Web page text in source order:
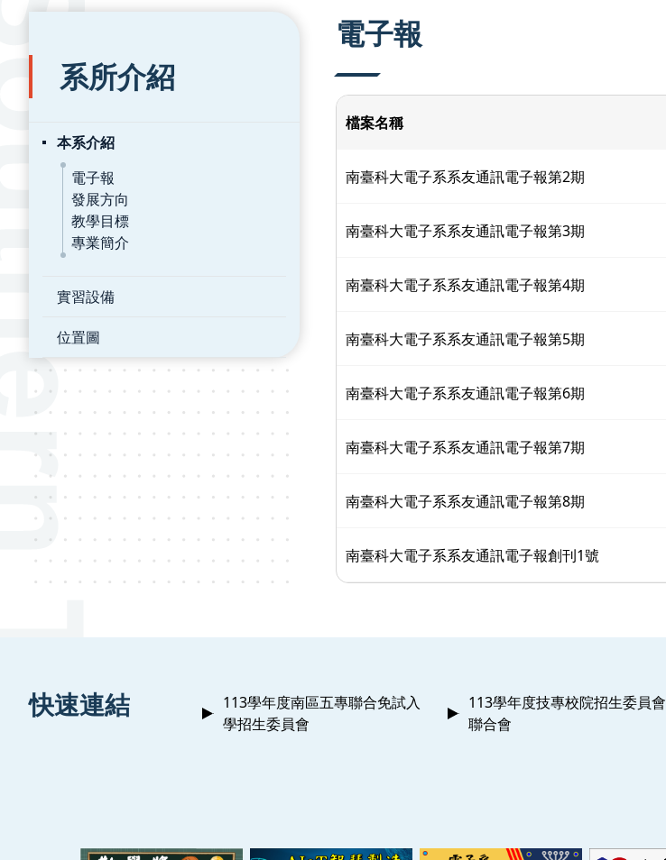
:::
系所介紹
本系介紹
電子報
發展方向
教學目標
專業簡介
實習設備
位置圖
電子報
檔案名稱
南臺科大電子系系友通訊電子報第2期
南臺科大電子系系友通訊電子報第3期
南臺科大電子系系友通訊電子報第4期
南臺科大電子系系友通訊電子報第5期
南臺科大電子系系友通訊電子報第6期
南臺科大電子系系友通訊電子報第7期
南臺科大電子系系友通訊電子報第8期
南臺科大電子系系友通訊電子報創刊1號
快速連結
113學年度南區五專聯合免試入
學招生委員會
113學年度技專校院招生委員會
聯合會